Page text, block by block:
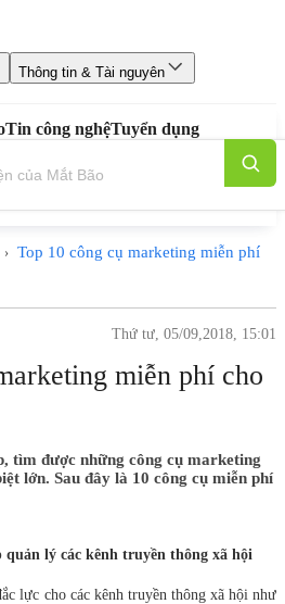
Thông tin & Tài nguyên
Tin công nghệTuyển dụng
› Top 10 công cụ marketing miễn phí
Thứ tư, 05/09,2018, 15:01
miễn phí cho
tìm được những công cụ marketing
lớn. Sau đây là 10 công cụ miễn phí
quản lý các kênh truyền thông xã hội
lực cho các kênh truyền thông xã hội như